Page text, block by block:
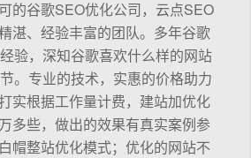
的谷歌SEO优化公司，云点SEO
湛、经验丰富的团队。多年谷歌
验，深知谷歌喜欢什么样的网站
。专业的技术，实惠的价格助力
实根据工作量计费，建站加优化
多些，做出的效果有真实案例参
帽整站优化模式；优化的网站不